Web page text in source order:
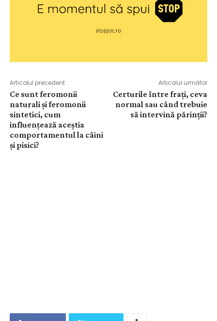
Articolul precedent
Ce sunt feromonii
naturali și feromonii
sintetici, cum
influențează aceștia
comportamentul la câini
și pisici?
Articolul următor
Certurile între frați, ceva
normal sau când trebuie
să intervină părinții?